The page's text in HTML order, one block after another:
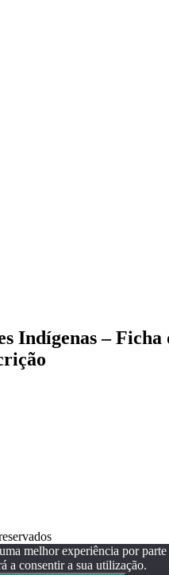
Indígenas – Ficha
melhor experiência por parte
a consentir a sua utilização.